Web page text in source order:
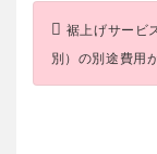
裾上げサービ
別）の別途費用